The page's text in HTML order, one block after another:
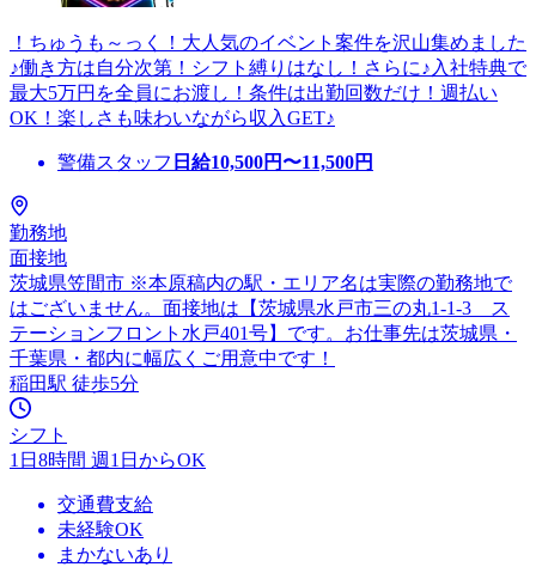
！ちゅうも～っく！大人気のイベント案件を沢山集めました
♪働き方は自分次第！シフト縛りはなし！さらに♪入社特典で
最大5万円を全員にお渡し！条件は出勤回数だけ！週払い
OK！楽しさも味わいながら収入GET♪
警備スタッフ 日給10,500円〜11,500円
勤務地
面接地
茨城県笠間市 ※本原稿内の駅・エリア名は実際の勤務地で
はございません。面接地は【茨城県水戸市三の丸1-1-3 ス
テーションフロント水戸401号】です。お仕事先は茨城県・
千葉県・都内に幅広くご用意中です！
稲田駅 徒歩5分
シフト
1日8時間 週1日からOK
交通費支給
未経験OK
まかないあり